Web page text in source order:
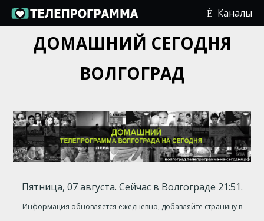
Каналы
ДОМАШНИЙ СЕГОДНЯ
ВОЛГОГРАД
Пятница, 07 августа. Сейчас в Волгограде 21:51.
Информация обновляется ежедневно, добавляйте страницу в